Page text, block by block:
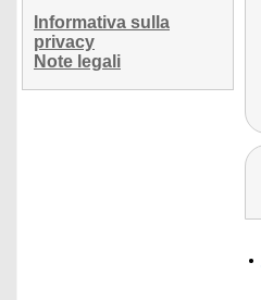
Informativa sulla
privacy
Note legali